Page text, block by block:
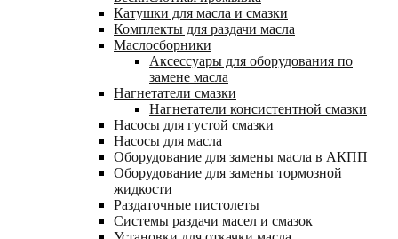
Катушки для масла и смазки
Комплекты для раздачи масла
Маслосборники
Аксессуары для оборудования по
замене масла
Нагнетатели смазки
Нагнетатели консистентной смазки
Насосы для густой смазки
Насосы для масла
Оборудование для замены масла в АКПП
Оборудование для замены тормозной
жидкости
Раздаточные пистолеты
Системы раздачи масел и смазок